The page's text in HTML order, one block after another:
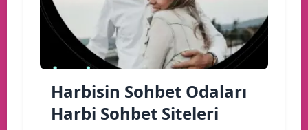
Harbisin Sohbet Odaları
Harbi Sohbet Siteleri